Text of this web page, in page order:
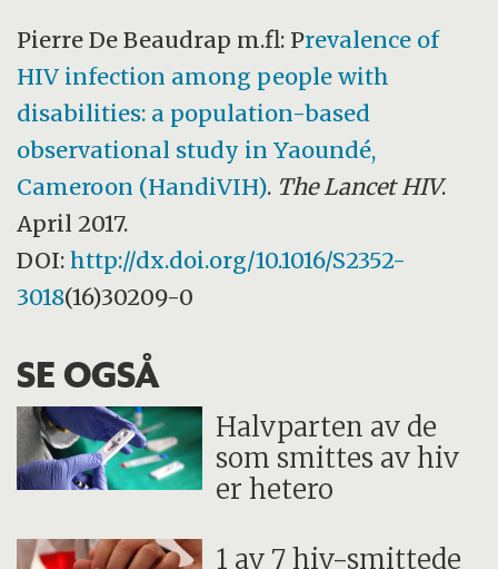
Pierre De Beaudrap m.fl: Prevalence of
HIV infection among people with
disabilities: a population-based
observational study in Yaoundé,
Cameroon (HandiVIH). The Lancet HIV.
April 2017.
DOI:http://dx.doi.org/10.1016/S2352-
3018(16)30209-0
SE OGSÅ
Halvparten av de
som smittes av hiv
er hetero
1 av 7 hiv-smittede